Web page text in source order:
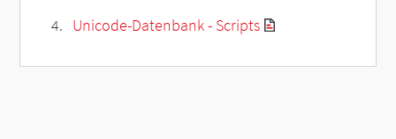
Unicode-Datenbank - Scripts